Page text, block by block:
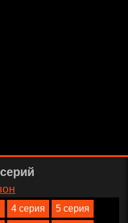
4 серия
5 серия